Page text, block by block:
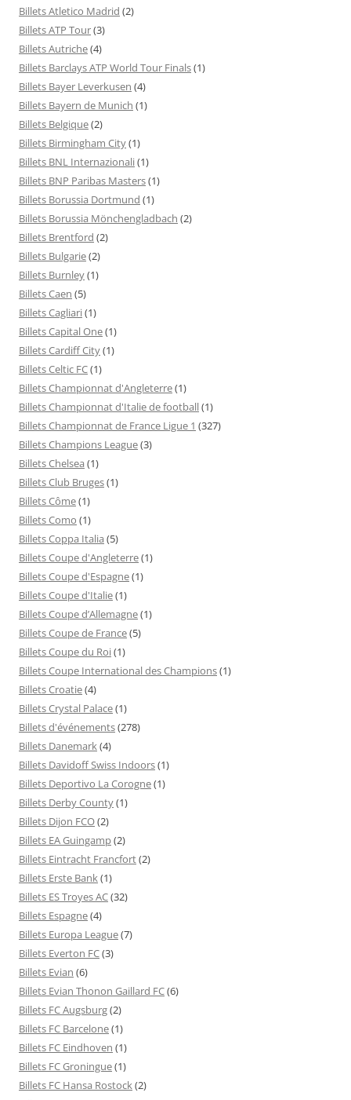
Billets Atletico Madrid (2)
Billets ATP Tour(3)
Billets Autriche(4)
Billets Barclays ATP World Tour Finals(1)
Billets Bayer Leverkusen (4)
Billets Bayern de Munich (1)
Billets Belgique(2)
Billets Birmingham City(1)
Billets BNL Internazionali(1)
Billets BNP Paribas Masters(1)
Billets Borussia Dortmund (1)
Billets Borussia Mönchengladbach (2)
Billets Brentford (2)
Billets Bulgarie(2)
Billets Burnley(1)
Billets Caen (5)
Billets Cagliari(1)
Billets Capital One(1)
Billets Cardiff City(1)
Billets Celtic FC(1)
Billets Championnat d'Angleterre(1)
Billets Championnat d'Italie de football(1)
Billets Championnat de France Ligue 1 (327)
Billets Champions League(3)
Billets Chelsea (1)
Billets Club Bruges(1)
Billets Côme(1)
Billets Como (1)
Billets Coppa Italia (5)
Billets Coupe d'Angleterre(1)
Billets Coupe d'Espagne(1)
Billets Coupe d'Italie(1)
Billets Coupe d’Allemagne(1)
Billets Coupe de France(5)
Billets Coupe du Roi(1)
Billets Coupe International des Champions(1)
Billets Croatie(4)
Billets Crystal Palace(1)
Billets d'événements(278)
Billets Danemark(4)
Billets Davidoff Swiss Indoors(1)
Billets Deportivo La Corogne(1)
Billets Derby County(1)
Billets Dijon FCO(2)
Billets EA Guingamp(2)
Billets Eintracht Francfort(2)
Billets Erste Bank(1)
Billets ES Troyes AC(32)
Billets Espagne(4)
Billets Europa League(7)
Billets Everton FC(3)
Billets Evian (6)
Billets Evian Thonon Gaillard FC(6)
Billets FC Augsburg(2)
Billets FC Barcelone(1)
Billets FC Eindhoven (1)
Billets FC Groningue(1)
Billets FC Hansa Rostock(2)